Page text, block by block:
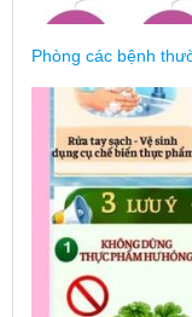
Phòng các bệnh